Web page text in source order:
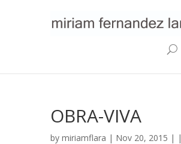
OBRA-VIVA
by miriamflara | Nov 20, 2015 | |